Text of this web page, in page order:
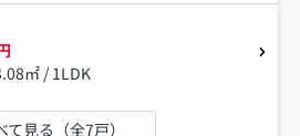
㎡ / 1LDK
て見る（全7戸）